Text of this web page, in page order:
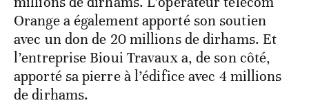
Orange a également apporté son soutien
avec un don de 20 millions de dirhams. Et
l’entreprise Bioui Travaux a, de son côté,
apporté sa pierre à l’édifice avec 4 millions
de dirhams.